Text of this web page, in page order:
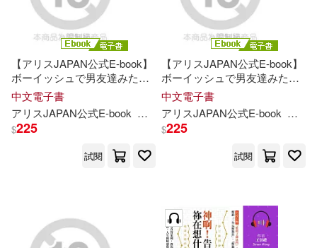
【アリスJAPAN公式E-book】
ボーイッシュで男友達みたい
な幼馴染の意外すぎるSEXY
ランジェリーと成熟したカラ
ダにフル勃起 今まで何も思わ
なかったのがウソみたいに何
度も中出ししまくった 椿りか
中文電子書
アリスJAPAN公式E-book 椿りか
$225
試閱
【アリスJAPAN公式E-book】
ボーイッシュで男友達みたい
な幼馴染の意外すぎるSEXY
ランジェリーと成熟したカラ
ダにフル勃起 今まで何も思わ
なかったのがウソみたいに何
度も中出ししまくった 椿りか
中文電子書
アリスJAPAN公式E-book 椿り
$225
試閱